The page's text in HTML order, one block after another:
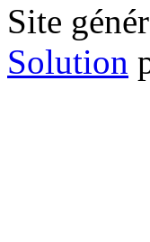
Site
Solution